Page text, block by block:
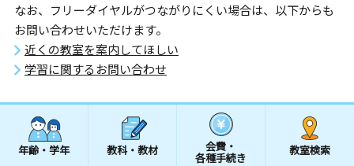
なお、フリーダイヤルがつながりにくい場合は、以下からも
お問い合わせいただけます。
近くの教室を案内してほしい
学習に関するお問い合わせ
年齢・学年 教科・教材 会費・
各種手続き
教室検索